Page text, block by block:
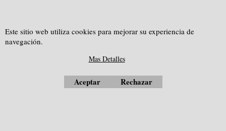
SOUTHGEOSYSTEMS
solicitar cotización personalizada a:
Este sitio web utiliza cookies para mejorar su experiencia de
navegación.
Mas Detalles
Aceptar Rechazar